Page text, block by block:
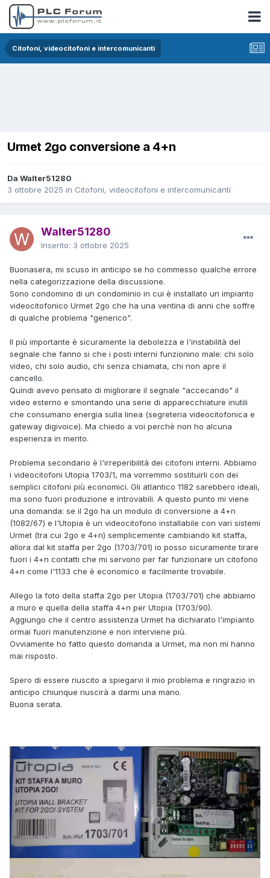
Citofoni, videocitofoni e intercomunicanti
Urmet 2go conversione a 4+n
Da Walter51280
3 ottobre 2025 in Citofoni, videocitofoni e intercomunicanti
Walter51280
Inserito: 3 ottobre 2025
Buonasera, mi scuso in anticipo se ho commesso qualche errore
nella categorizzazione della discussione.
Sono condomino di un condominio in cui è installato un impianto
videocitofonico Urmet 2go che ha una ventina di anni che soffre
di qualche problema "generico".
Il più importante è sicuramente la debolezza e l'instabilità del
segnale che fanno si che i posti interni funzionino male: chi solo
video, chi solo audio, chi senza chiamata, chi non apre il
cancello.
Quindi avevo pensato di migliorare il segnale "accecando" il
video esterno e smontando una serie di apparecchiature inutili
che consumano energia sulla linea (segreteria videocitofonica e
gateway digivoice). Ma chiedo a voi perchè non ho alcuna
esperienza in merito.
Problema secondario è l'irreperibilità dei citofoni interni. Abbiamo
i videocitofoni Utopia 1703/1, ma vorremmo sostituirli con dei
semplici citofoni più economici. Gli atlantico 1182 sarebbero ideali,
ma sono fuori produzione e introvabili. A questo punto mi viene
una domanda: se il 2go ha un modulo di conversione a 4+n
(1082/67) e l'Utopia è un videocitofono installabile con vari sistemi
Urmet (tra cui 2go e 4+n) semplicemente cambiando kit staffa,
allora dal kit staffa per 2go (1703/701) io posso sicuramente tirare
fuori i 4+n contatti che mi servono per far funzionare un citofono
4+n come l'1133 che è economico e facilmente trovabile.
Allego la foto della staffa 2go per Utopia (1703/701) che abbiamo
a muro e quella della staffa 4+n per Utopia (1703/90).
Aggiungo che il centro assistenza Urmet ha dichiarato l'impianto
ormai fuori manutenzione e non interviene più.
Ovviamente ho fatto questo domanda a Urmet, ma non mi hanno
mai risposto.
Spero di essere riuscito a spiegarvi il mio problema e ringrazio in
anticipo chiunque riuscirà a darmi una mano.
Buona serata.